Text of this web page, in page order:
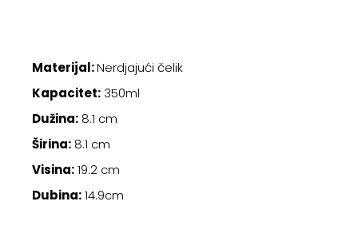
Materijal:Nerdjajući čelik
Kapacitet: 350ml
Dužina: 8.1 cm
Širina: 8.1 cm
Visina:19.2 cm
Dubina:14.9cm